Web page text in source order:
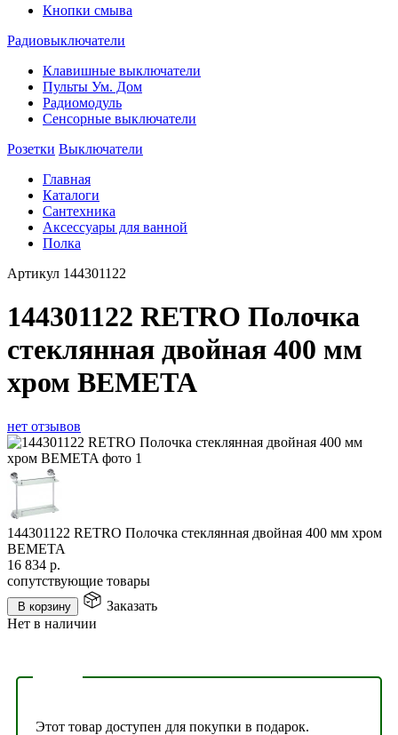
Кнопки смыва
Радиовыключатели
Клавишные выключатели
Пульты Ум. Дом
Радиомодуль
Сенсорные выключатели
Розетки Выключатели
Главная
Каталоги
Сантехника
Аксессуары для ванной
Полка
Артикул 144301122
144301122 RETRO Полочка
стеклянная двойная 400 мм
хром BEMETA
нет отзывов
144301122 RETRO Полочка стеклянная двойная 400 мм хром
BEMETA
16 834 р.
сопутствующие товары
В корзину
Заказать
Нет в наличии
Этот товар доступен для покупки в подарок.